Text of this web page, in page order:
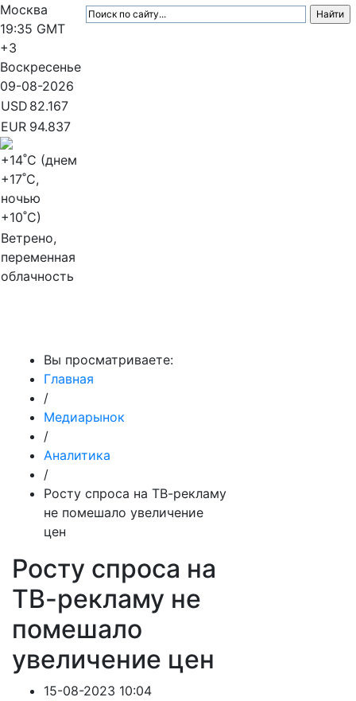
Москва
19:35 GMT
+3
Воскресенье
09-08-2026
USD 82.167
EUR 94.837
+14˚C (днем
+17˚C,
ночью
+10˚C)
Ветрено,
переменная
облачность
Вы просматриваете:
Главная
/
Медиарынок
/
Аналитика
/
Росту спроса на ТВ-рекламу
не помешало увеличение
цен
Росту спроса на
ТВ-рекламу не
помешало
увеличение цен
15-08-2023 10:04